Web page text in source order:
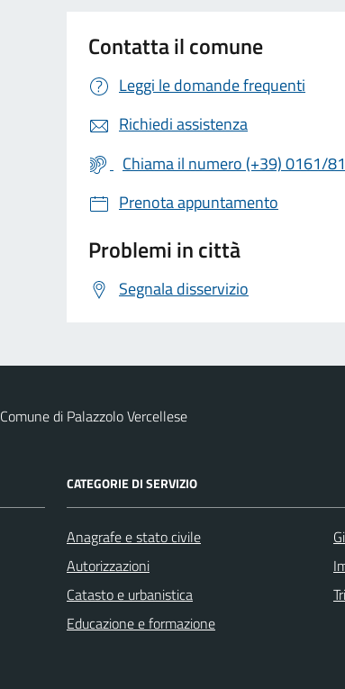
Contatta il comune
Leggi le domande frequenti
Richiedi assistenza
Chiama il numero (+39) 0161/
Prenota appuntamento
Problemi in città
Segnala disservizio
Comune di Palazzolo Vercellese
CATEGORIE DI SERVIZIO
Anagrafe e stato civile
Autorizzazioni
Catasto e urbanistica
Educazione e formazione